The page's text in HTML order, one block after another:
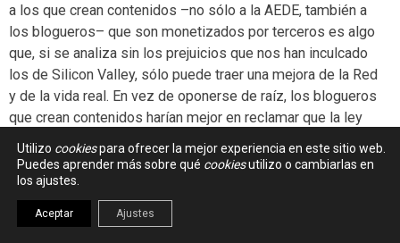
a los que crean contenidos –no sólo a la AEDE, también a
los blogueros– que son monetizados por terceros es algo
que, si se analiza sin los prejuicios que nos han inculcado
los de Silicon Valley, sólo puede traer una mejora de la Red
y de la vida real. En vez de oponerse de raíz, los blogueros
que crean contenidos harían mejor en reclamar que la ley
a ese derecho.
Utilizo cookiespara ofrecer la mejor experiencia en este sitio web.
Puedes aprender más sobre qué cookiesutilizo o cambiarlas en
los ajustes.
Aceptar Ajustes